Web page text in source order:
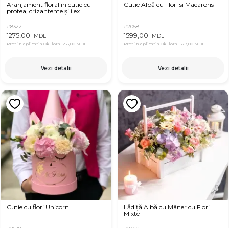
Aranjament floral în cutie cu
protea, crizanteme și ilex
#8322
1275,00 MDL
Pret in aplicatia OkFlora 1255,00 MDL
Vezi detalii
Cutie Albă cu Flori si Macarons
#2058
1599,00 MDL
Pret in aplicatia OkFlora 1579,00 MDL
Vezi detalii
Cutie cu flori Unicorn
Lădiță Albă cu Mâner cu Flori
Mixte